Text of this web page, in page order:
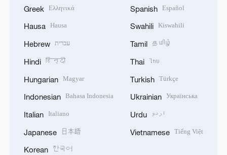
Greek Ελληνικά
Hausa Hausa
Hebrew עברית
Hindi हिन्दी
Hungarian Magyar
Indonesian Bahasa Indonesia
Italian Italiano
Japanese 日本語
Korean 한국어
Spanish Español
Swahili Kiswahili
Tamil தமிழ்
Thai ไทย
Turkish Türkçe
Ukrainian Українська
Urdu اردو
Vietnamese Tiếng Việt